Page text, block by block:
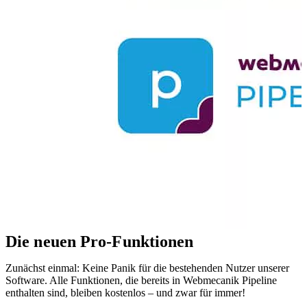
Die neuen Pro-Funktionen
Zunächst einmal: Keine Panik für die bestehenden Nutzer unserer
Software. Alle Funktionen, die bereits in Webmecanik Pipeline
enthalten sind, bleiben kostenlos – und zwar für immer!